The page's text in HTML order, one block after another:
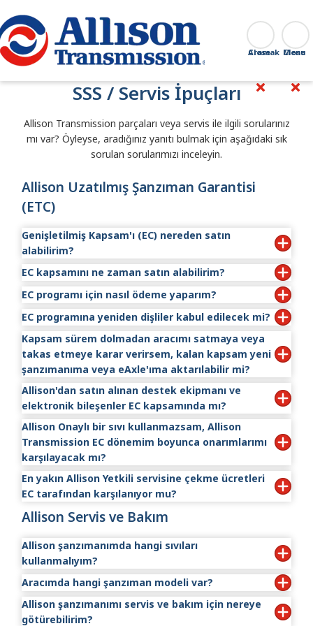
Go Home Aramak
Close
SSS / Servis İpuçları
Allison Transmission parçaları veya servis ile ilgili sorularınız
mı var? Öyleyse, aradığınız yanıtı bulmak için aşağıdaki sık
sorulan sorularımızı inceleyin.
Allison Uzatılmış Şanzıman Garantisi
(ETC)
Genişletilmiş Kapsam'ı (EC) nereden satın
alabilirim?
EC, bir Allison Yetkili Distribütörü veya Bayisi aracılığıyla
satın alınabilir.
Size en yakın Allison Yetkili tesisini bulmak içinSatış ve
Servis Bulucuadresimizi ziyaret edin.
EC kapsamını ne zaman satın alabilirim?
EC'yi araç teslimi sırasında veya araç tesliminden sonraki
12 ay içinde satın alabilirsiniz.
EC sunmayan bir satış noktasından yeni bir araç teslim
alırsanız, Allison Yetkili Distribütörü veya Bayisi
aracılığıyla kapsam satın almaya yine de hak kazanırsınız
ve satış noktasına geri dönmeniz gerekmez.
EC programı için nasıl ödeme yaparım?
Maliyeti aracınızın satın alımına dahil edebilir (bayi onayı
ile) veya Yetkili Allison Transmission Distribütörü veya
Bayisine bir çek yazabilirsiniz.
EC programına yeniden dişliler kabul edilecek mi?
Evet, onaylı uygulamalarda yeni Allison şanzımanları
olmaları şartıyla.
Kapsam sürem dolmadan aracımı satmaya veya
takas etmeye karar verirsem, kalan kapsam yeni
şanzımanıma veya eAxle'ıma aktarılabilir mi?
Hayır, kalan kapsam yeni şanzımanınıza veya eAxle'a
aktarılamaz. Satın alınan EC kapsamı tahrik çözümüyle
birlikte kalır.
Allison'dan satın alınan destek ekipmanı ve
elektronik bileşenler EC kapsamında mı?
Evet.
Allison Onaylı bir sıvı kullanmazsam, Allison
Transmission EC dönemim boyunca onarımlarımı
karşılayacak mı?
Aracın Allison Onaylı sıvılar dışında sıvılarla çalıştırıldığı
tespit edilirse hayır.
Allison Onaylı sıvılarımızı görmek için
En yakın Allison Yetkili servisine çekme ücretleri
EC tarafından karşılanıyor mu?
Evet, aracınız devre dışı kalmışsa veya şanzımanınızın
gerekiyorsa.
Size en yakın Allison Yetkili tesisini bulmak için
Servis Bulucuadresimizi ziyaret edin.
Allison Servis ve Bakım
Allison şanzımanımda hangi sıvıları
kullanmalıyım?
Allison Onaylı bir otomatik şanzıman sıvısı kullanmak,
tahliye aralıklarını uzatır ve tüm çalışma ortamlarında
şanzıman performansını ve dayanıklılığını artırır.
Aracımda hangi şanzıman modeli var?
Şanzıman modelinizi bulmak için aracınızı/sipariş
belgelerinizi kontrol edin.
Allison şanzımanımı servis ve bakım için nereye
götürebilirim?